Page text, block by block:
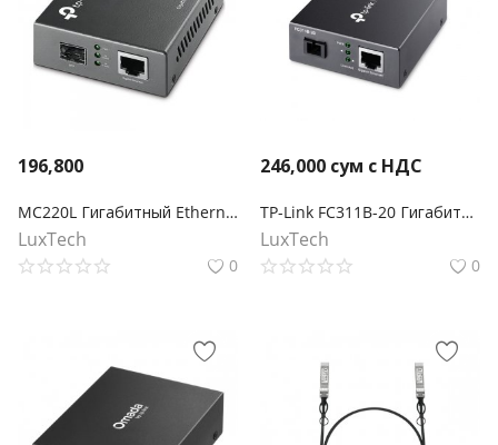
196,800
MC220L Гигабитный Ethernet медиаконвертер
LuxTech
0
246,000 сум с НДС
TP-Link FC311B-20 Гигабитный медиаконвертер WDM Omada
LuxTech
0